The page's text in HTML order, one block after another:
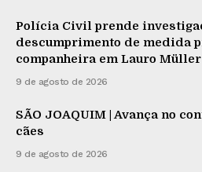
Polícia Civil prende
descumprimento de medida
companheira em Lauro Müller
9 de agosto de 2026
SÃO JOAQUIM | Avança no
cães
9 de agosto de 2026